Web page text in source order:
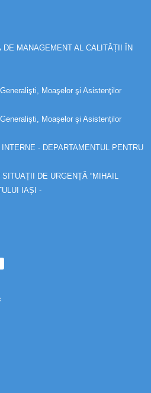
DE MANAGEMENT AL CALITĂȚII ÎN
Moaşelor şi Asistenţilor
Moaşelor şi Asistenţilor
- DEPARTAMENTUL PENTRU
SITUAȚII DE URGENȚĂ “MIHAIL
IAȘI -